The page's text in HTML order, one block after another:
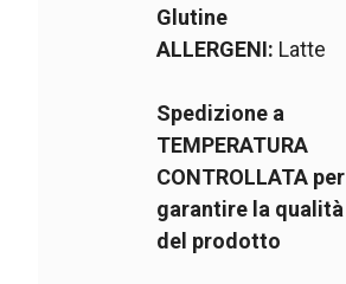
Glutine
ALLERGENI: Latte
Spedizione a
TEMPERATURA
CONTROLLATA per
garantire la qualità
del prodotto